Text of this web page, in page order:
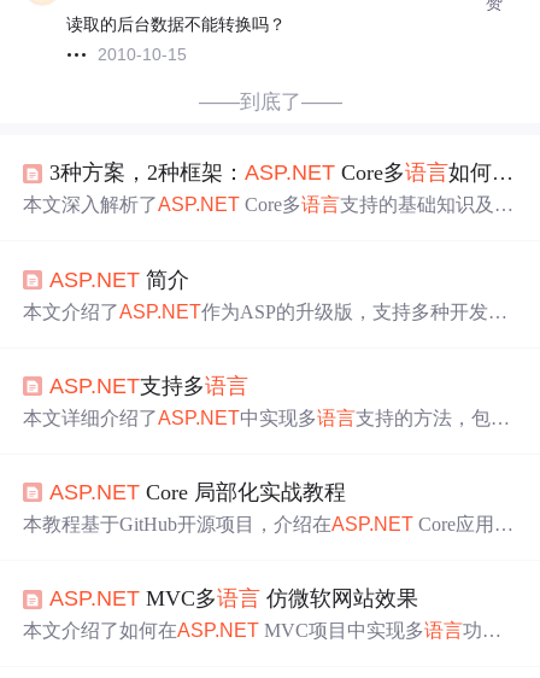
读取的后台数据不能转换吗？
2010-10-15
——到底了——
3种方案，2种框架：ASP.NET Core多语言如何与React/Angular无缝衔接？
本文深入解析了ASP.NET Core多语言支持的基础知识及三
识符一致性、缓存处理等关键技术点。同时探讨了性能提
升方法和安全性注意事项。
ASP.NET 简介
本文介绍了ASP.NET作为ASP的升级版，支持多种开发模
Application区别。
ASP.NET支持多语言
本文详细介绍了ASP.NET中实现多语言支持的方法，包括
使用这些资源，动态切换语言设置及使用图片资源。
ASP.NET Core 局部化实战教程
本教程基于GitHub开源项目，介绍在ASP.NET Core应用实
着给出动态切换语言、资源文件管理等应用案例和最佳实
践，最后介绍典型生态项目，助开发者实施本地化。
ASP.NET MVC多语言 仿微软网站效果
本文介绍了如何在ASP.NET MVC项目中实现多语言功